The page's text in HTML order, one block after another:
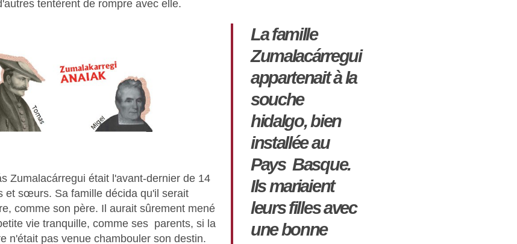
tentèrent de rompre avec elle.
La famille
Zumalacárregui
appartenait à la
souche
hidalgo, bien
installée au
Pays Basque.
Ils mariaient
leurs filles avec
une bonne
Zumalacárregui était l'avant-dernier de 14
et sœurs. Sa famille décida qu'il serait
comme son père. Il aurait sûrement mené
vie tranquille, comme ses parents, si la
n'était pas venue chambouler son destin.